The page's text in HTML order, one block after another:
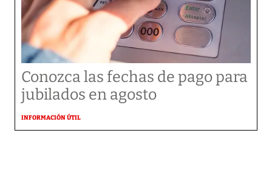
Conozca las fechas de pago para
jubilados en agosto
INFORMACIÓN ÚTIL